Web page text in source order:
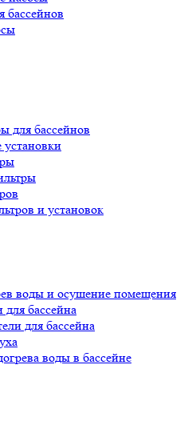
бассейнов
для бассейнов
и установок
воды и осушение помещения
бассейна
для бассейна
воды в бассейне